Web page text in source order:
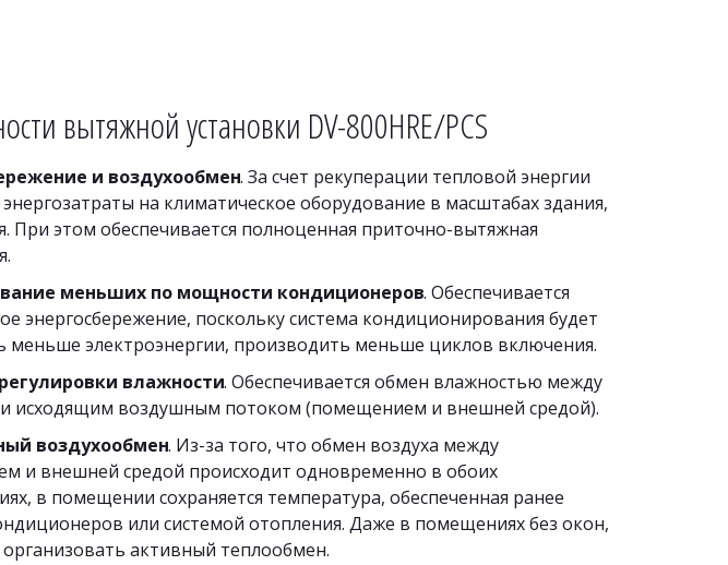
вытяжной установки DV-800HRE/PCS
и воздухообмен. За счет рекуперации тепловой энергии
на климатическое оборудование в масштабах здания,
При этом обеспечивается полноценная приточно-вытяжная
меньших по мощности кондиционеров. Обеспечивается
энергосбережение, поскольку система кондиционирования будет
меньше электроэнергии, производить меньше циклов включения.
влажности. Обеспечивается обмен влажностью между
исходящим воздушным потоком (помещением и внешней средой).
воздухообмен. Из-за того, что обмен воздуха между
и внешней средой происходит одновременно в обоих
в помещении сохраняется температура, обеспеченная ранее
или системой отопления. Даже в помещениях без окон,
активный теплообмен.